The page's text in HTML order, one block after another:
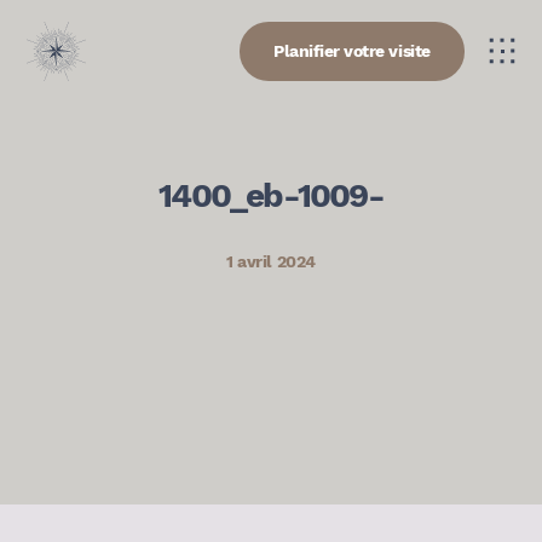
Planifier votre visite
1400_eb-1009-
1 avril 2024